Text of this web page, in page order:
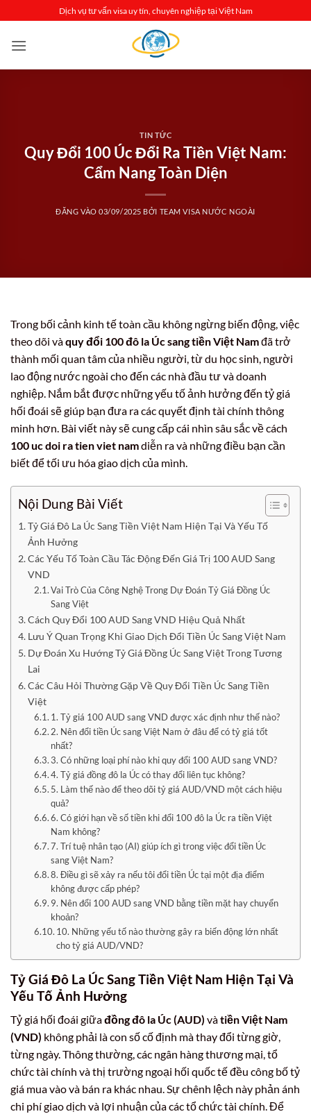
qua
nội
Dịch vụ tư vấn visa uy tín, chuyên nghiệp tại Việt Nam
TIN TỨC
Quy Đổi 100 Úc Đổi Ra Tiền Việt Nam:
Cẩm Nang Toàn Diện
ĐĂNG VÀO03/09/2025 BỞI TEAM VISA NƯỚC NGOÀI
Trong bối cảnh kinh tế toàn cầu không ngừng biến động, việc
theo dõi vàquy đổi 100 đô la Úc sang tiền Việt Namđã trở
thành mối quan tâm của nhiều người, từ du học sinh, người
lao động nước ngoài cho đến các nhà đầu tư và doanh
nghiệp. Nắm bắt được những yếu tố ảnh hưởng đến tỷ giá
hối đoái sẽ giúp bạn đưa ra các quyết định tài chính thông
minh hơn. Bài viết này sẽ cung cấp cái nhìn sâu sắc về cách
100 uc doi ra tien viet namdiễn ra và những điều bạn cần
biết để tối ưu hóa giao dịch của mình.
Nội Dung Bài Viết
Tỷ Giá Đô La Úc Sang Tiền Việt Nam Hiện Tại Và Yếu Tố
Ảnh Hưởng
Các Yếu Tố Toàn Cầu Tác Động Đến Giá Trị 100 AUD Sang
VND
Vai Trò Của Công Nghệ Trong Dự Đoán Tỷ Giá Đồng Úc
Sang Việt
Cách Quy Đổi 100 AUD Sang VND Hiệu Quả Nhất
Lưu Ý Quan Trọng Khi Giao Dịch Đổi Tiền Úc Sang Việt Nam
Dự Đoán Xu Hướng Tỷ Giá Đồng Úc Sang Việt Trong Tương
Lai
Các Câu Hỏi Thường Gặp Về Quy Đổi Tiền Úc Sang Tiền
Việt
1. Tỷ giá 100 AUD sang VND được xác định như thế nào?
2. Nên đổi tiền Úc sang Việt Nam ở đâu để có tỷ giá tốt
nhất?
3. Có những loại phí nào khi quy đổi 100 AUD sang VND?
4. Tỷ giá đồng đô la Úc có thay đổi liên tục không?
5. Làm thế nào để theo dõi tỷ giá AUD/VND một cách hiệu
quả?
6. Có giới hạn về số tiền khi đổi 100 đô la Úc ra tiền Việt
Nam không?
7. Trí tuệ nhân tạo (AI) giúp ích gì trong việc đổi tiền Úc
sang Việt Nam?
8. Điều gì sẽ xảy ra nếu tôi đổi tiền Úc tại một địa điểm
không được cấp phép?
9. Nên đổi 100 AUD sang VND bằng tiền mặt hay chuyển
khoản?
10. Những yếu tố nào thường gây ra biến động lớn nhất
cho tỷ giá AUD/VND?
Tỷ Giá Đô La Úc Sang Tiền Việt Nam Hiện Tại Và
Yếu Tố Ảnh Hưởng
Tỷ giá hối đoái giữađồng đô la Úc (AUD) vàtiền Việt Nam
(VND) không phải là con số cố định mà thay đổi từng giờ,
từng ngày. Thông thường, các ngân hàng thương mại, tổ
chức tài chính và thị trường ngoại hối quốc tế đều công bố tỷ
giá mua vào và bán ra khác nhau. Sự chênh lệch này phản ánh
chi phí giao dịch và lợi nhuận của các tổ chức tài chính. Để